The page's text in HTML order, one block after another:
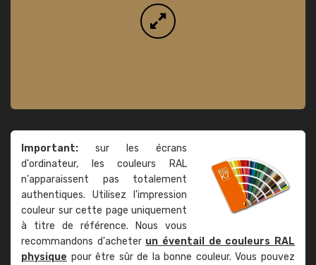
Important: sur les écrans
d'ordinateur, les couleurs RAL
n'apparaissent pas totalement
authentiques. Utilisez l'impression
couleur sur cette page uniquement
à titre de référence. Nous vous
recommandons d'acheter un éventail de couleurs RAL
physique pour être sûr de la bonne couleur. Vous pouvez